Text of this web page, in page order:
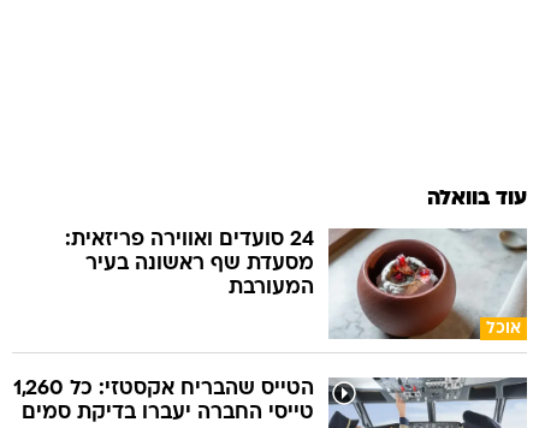
עוד בוואלה
אוכל
24 סועדים ואווירה פריזאית:
מסעדת שף ראשונה בעיר
המעורבת
הטייס שהבריח אקסטזי: כל 1,260
טייסי החברה יעברו בדיקת סמים